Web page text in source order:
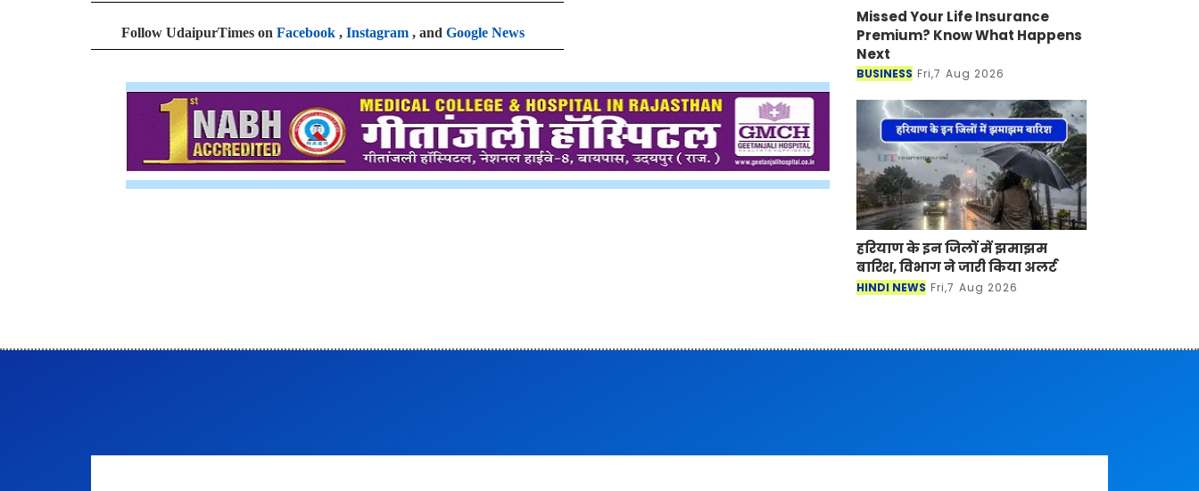
Follow UdaipurTimes on Facebook , Instagram , and Google News
Missed Your Life Insurance
Premium? Know What Happens
Next
BUSINESS Fri,7 Aug 2026
हरियाण के इन जिलों में झमाझम
बारिश, विभाग ने जारी किया अलर्ट
HINDI NEWS Fri,7 Aug 2026